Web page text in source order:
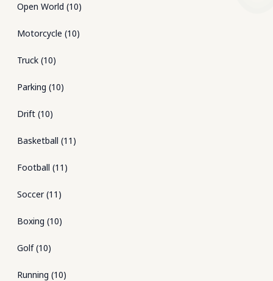
Open World (10)
Motorcycle (10)
Truck (10)
Parking (10)
Drift (10)
Basketball (11 )
Football (11 )
Soccer(11 )
Boxing (10)
Golf(10)
Running (10)